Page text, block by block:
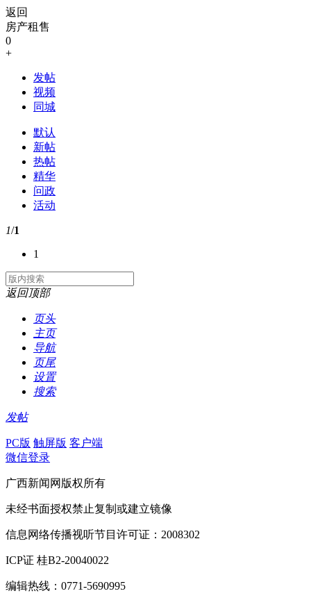
返回
房产租售
0
+
发帖
视频
同城
默认
新帖
热帖
精华
问政
活动
1/1
1
返回顶部
页头
主页
导航
页尾
设置
搜索
发帖
PC版 触屏版 客户端
微信登录
广西新闻网版权所有
未经书面授权禁止复制或建立镜像
信息网络传播视听节目许可证：2008302
ICP证 桂B2-20040022
编辑热线：0771-5690995